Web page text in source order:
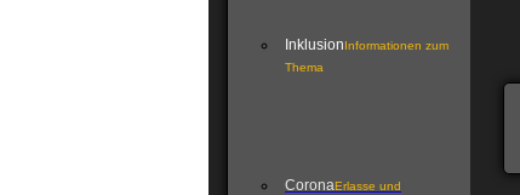
InklusionInformationen zum
Thema
CoronaErlasse und